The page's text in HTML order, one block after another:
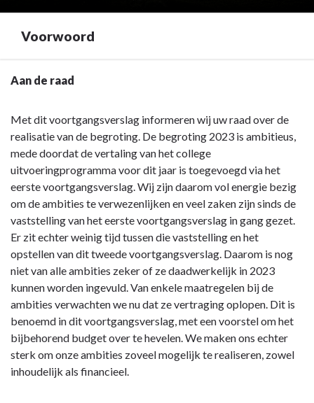
Voorwoord
Terug
navigatie
Voorwoord
Voorwoord
Aan de raad
Met dit voortgangsverslag informeren wij uw raad over de
realisatie van de begroting. De begroting 2023 is ambitieus,
mede doordat de vertaling van het college
uitvoeringprogramma voor dit jaar is toegevoegd via het
eerste voortgangsverslag. Wij zijn daarom vol energie bezig
om de ambities te verwezenlijken en veel zaken zijn sinds de
vaststelling van het eerste voortgangsverslag in gang gezet.
Er zit echter weinig tijd tussen die vaststelling en het
opstellen van dit tweede voortgangsverslag. Daarom is nog
niet van alle ambities zeker of ze daadwerkelijk in 2023
kunnen worden ingevuld. Van enkele maatregelen bij de
ambities verwachten we nu dat ze vertraging oplopen. Dit is
benoemd in dit voortgangsverslag, met een voorstel om het
bijbehorend budget over te hevelen. We maken ons echter
sterk om onze ambities zoveel mogelijk te realiseren, zowel
inhoudelijk als financieel.